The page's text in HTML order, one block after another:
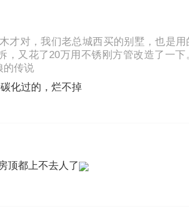
才对，我们老总城西买的别墅，也是
，又花了20万用不锈刚方管改造了一
的传说
化过的，烂不掉
顶都上不去人了